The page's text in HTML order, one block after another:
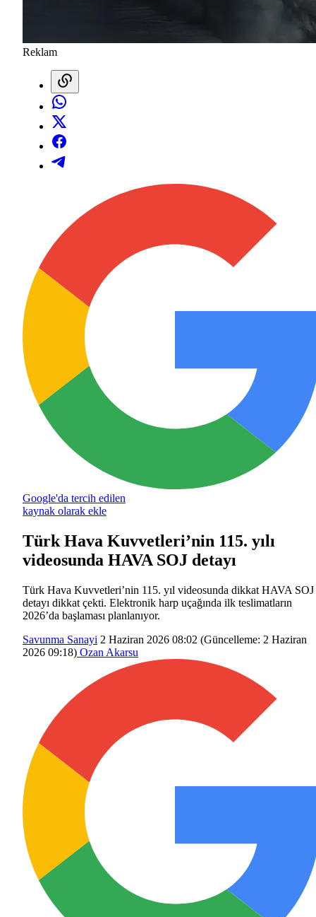
Reklam
Google'da tercih edilen
kaynak olarak ekle
Türk Hava Kuvvetleri’nin 115. yılı
videosunda HAVA SOJ detayı
Türk Hava Kuvvetleri’nin 115. yıl videosunda dikkat HAVA SOJ
detayı dikkat çekti. Elektronik harp uçağında ilk teslimatların
2026’da başlaması planlanıyor.
Savunma Sanayi 2 Haziran 2026 08:02 (Güncelleme: 2 Haziran
2026 09:18) Ozan Akarsu